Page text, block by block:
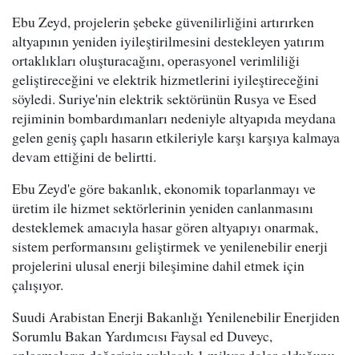
Ebu Zeyd, projelerin şebeke güvenilirliğini artırırken
altyapının yeniden iyileştirilmesini destekleyen yatırım
ortaklıkları oluşturacağını, operasyonel verimliliği
geliştireceğini ve elektrik hizmetlerini iyileştireceğini
söyledi. Suriye'nin elektrik sektörünün Rusya ve Esed
rejiminin bombardımanları nedeniyle altyapıda meydana
gelen geniş çaplı hasarın etkileriyle karşı karşıya kalmaya
devam ettiğini de belirtti.
Ebu Zeyd'e göre bakanlık, ekonomik toparlanmayı ve
üretim ile hizmet sektörlerinin yeniden canlanmasını
desteklemek amacıyla hasar gören altyapıyı onarmak,
sistem performansını geliştirmek ve yenilenebilir enerji
projelerini ulusal enerji bileşimine dahil etmek için
çalışıyor.
Suudi Arabistan Enerji Bakanlığı Yenilenebilir Enerjiden
Sorumlu Bakan Yardımcısı Faysal ed Duveyc,